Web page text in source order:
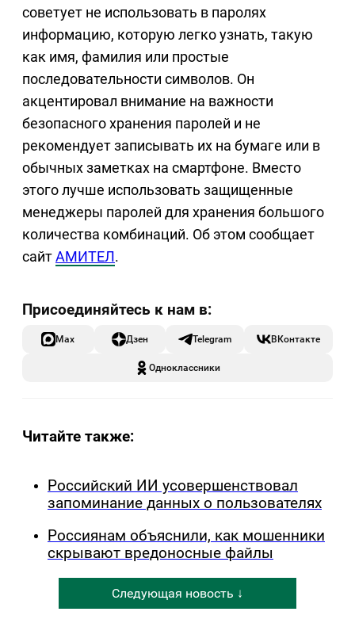
советует не использовать в паролях
информацию, которую легко узнать, такую
как имя, фамилия или простые
последовательности символов. Он
акцентировал внимание на важности
безопасного хранения паролей и не
рекомендует записывать их на бумаге или в
обычных заметках на смартфоне. Вместо
этого лучше использовать защищенные
менеджеры паролей для хранения большого
количества комбинаций. Об этом сообщает
сайтАМИТЕЛ.
Max Дзен Telegram ВКонтакте
Одноклассники
Читайте также:
Российский ИИ усовершенствовал
запоминание данных о пользователях
Россиянам объяснили, как мошенники
скрывают вредоносные файлы
Следующая новость ↓